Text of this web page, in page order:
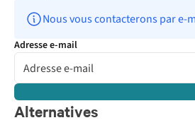
Nous vous contacterons par e-
Adresse e-mail
Alternatives
Nouveautés